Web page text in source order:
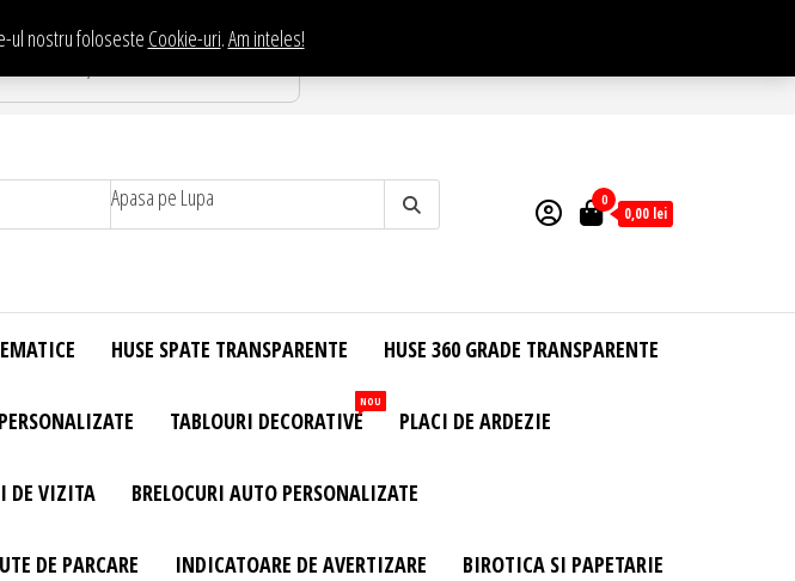
ul nostru foloseste Cookie-uri.Am inteles!
eHuse.ro
Apasa pe Lupa 0
0,00 lei
HUSE SPATE TRANSPARENTE HUSE 360 GRADE TRANSPARENTE
TABLOURI DECORATIVE
NOU
PLACI DE ARDEZIE
DE VIZITA BRELOCURI AUTO PERSONALIZATE
DE PARCARE INDICATOARE DE AVERTIZARE BIROTICA SI PAPETARIE